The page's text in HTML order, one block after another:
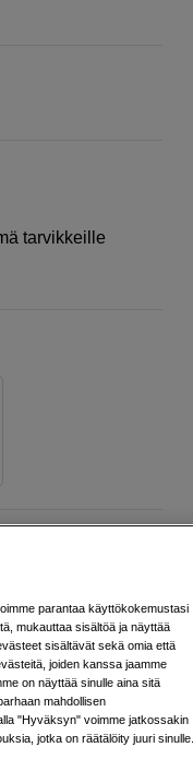
tarvikkeille
todellinen vuosikorko
parantaa käyttökokemustasi
mukauttaa sisältöä ja näyttää
sisältävät sekä omia että
joiden kanssa jaamme
on näyttää sinulle aina sitä
mahdollisen
"Hyväksyn" voimme jatkossakin
jotka on räätälöity juuri